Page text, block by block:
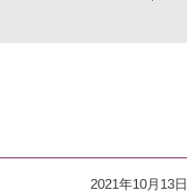
2021年10月13日